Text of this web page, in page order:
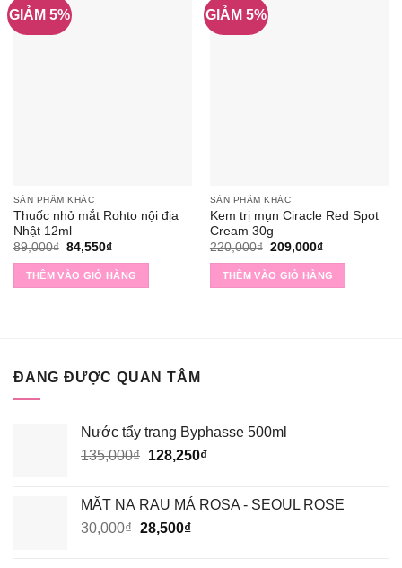
GIẢM 5%
SẢN PHẨM KHÁC
Thuốc nhỏ mắt Rohto nội địa
Nhật 12ml
89,000₫ Giá
là:
89,000₫.
84,550₫Giá
tại
là:
THÊM VÀO GIỎ HÀNG
GIẢM 5%
SẢN PHẨM KHÁC
Kem trị mụn Ciracle Red Spot
Cream 30g
220,000₫ Giá
là:
220,000₫.
209,000₫Giá
tại
là:
THÊM VÀO GIỎ HÀNG
ĐANG ĐƯỢC QUAN TÂM
Nước tẩy trang Byphasse 500ml
135,000₫ Giá
135,000₫.
128,250₫Giá
là:
MẶT NẠ RAU MÁ ROSA - SEOUL ROSE
30,000₫ Giá
28,500₫Giá